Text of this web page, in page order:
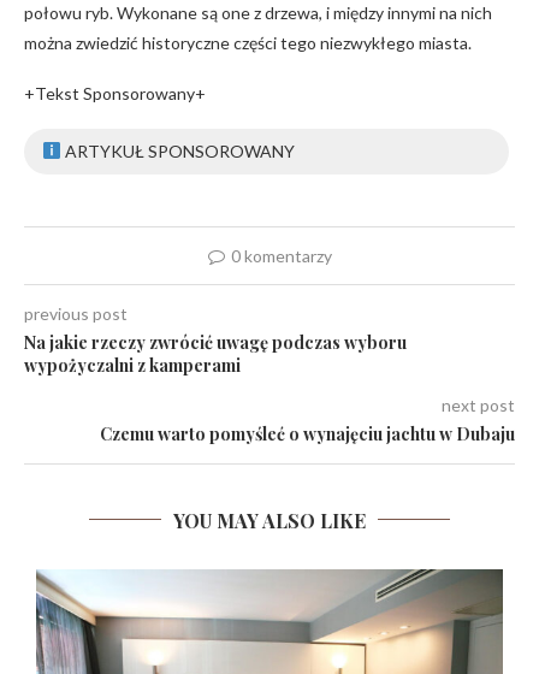
połowu ryb. Wykonane są one z drzewa, i między innymi na nich
można zwiedzić historyczne części tego niezwykłego miasta.
+Tekst Sponsorowany+
ARTYKUŁ SPONSOROWANY
0 komentarzy
previous post
Na jakie rzeczy zwrócić uwagę podczas wyboru
wypożyczalni z kamperami
next post
Czemu warto pomyśleć o wynajęciu jachtu w Dubaju
YOU MAY ALSO LIKE